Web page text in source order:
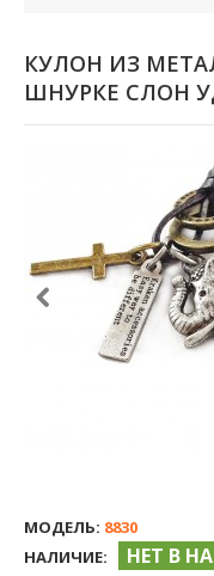
КУЛОН ИЗ
ШНУРКЕ СЛОН
МОДЕЛЬ: 8830
НАЛИЧИЕ:
НЕТ В